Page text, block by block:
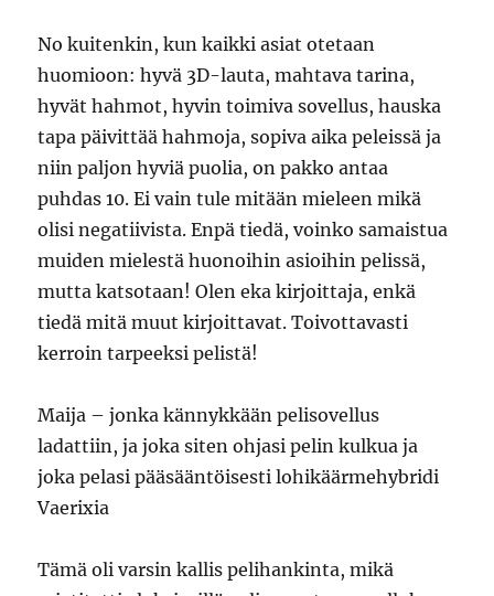
No kuitenkin, kun kaikki asiat otetaan
huomioon: hyvä 3D-lauta, mahtava tarina,
hyvät hahmot, hyvin toimiva sovellus, hauska
tapa päivittää hahmoja, sopiva aika peleissä ja
niin paljon hyviä puolia, on pakko antaa
puhdas 10. Ei vain tule mitään mieleen mikä
olisi negatiivista. Enpä tiedä, voinko samaistua
muiden mielestä huonoihin asioihin pelissä,
mutta katsotaan! Olen eka kirjoittaja, enkä
tiedä mitä muut kirjoittavat. Toivottavasti
kerroin tarpeeksi pelistä!
Maija – jonka kännykkään pelisovellus
ladattiin, ja joka siten ohjasi pelin kulkua ja
joka pelasi pääsääntöisesti lohikäärmehybridi
Vaerixia
Tämä oli varsin kallis pelihankinta, mikä